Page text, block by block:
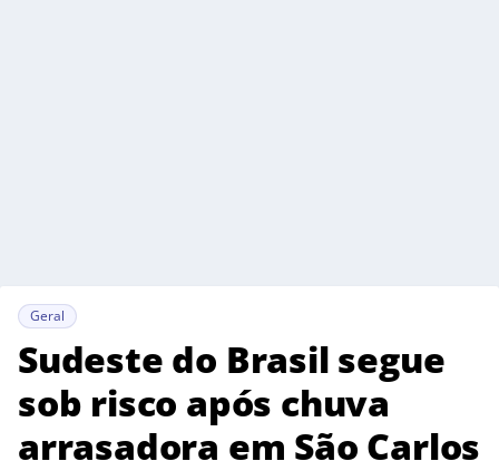
Geral
Sudeste do Brasil segue
sob risco após chuva
arrasadora em São Carlos